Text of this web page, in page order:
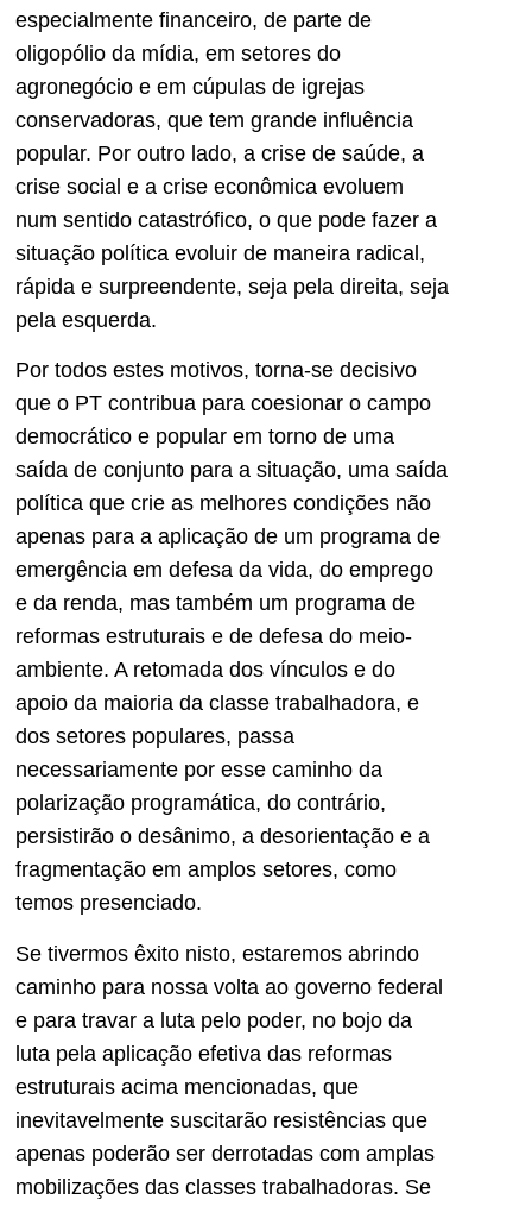
especialmente financeiro, de parte de
oligopólio da mídia, em setores do
agronegócio e em cúpulas de igrejas
conservadoras, que tem grande influência
popular. Por outro lado, a crise de saúde, a
crise social e a crise econômica evoluem
num sentido catastrófico, o que pode fazer a
situação política evoluir de maneira radical,
rápida e surpreendente, seja pela direita, seja
pela esquerda.
Por todos estes motivos, torna-se decisivo
que o PT contribua para coesionar o campo
democrático e popular em torno de uma
saída de conjunto para a situação, uma saída
política que crie as melhores condições não
apenas para a aplicação de um programa de
emergência em defesa da vida, do emprego
e da renda, mas também um programa de
reformas estruturais e de defesa do meio-
ambiente. A retomada dos vínculos e do
apoio da maioria da classe trabalhadora, e
dos setores populares, passa
necessariamente por esse caminho da
polarização programática, do contrário,
persistirão o desânimo, a desorientação e a
fragmentação em amplos setores, como
temos presenciado.
Se tivermos êxito nisto, estaremos abrindo
caminho para nossa volta ao governo federal
e para travar a luta pelo poder, no bojo da
luta pela aplicação efetiva das reformas
estruturais acima mencionadas, que
inevitavelmente suscitarão resistências que
apenas poderão ser derrotadas com amplas
mobilizações das classes trabalhadoras. Se